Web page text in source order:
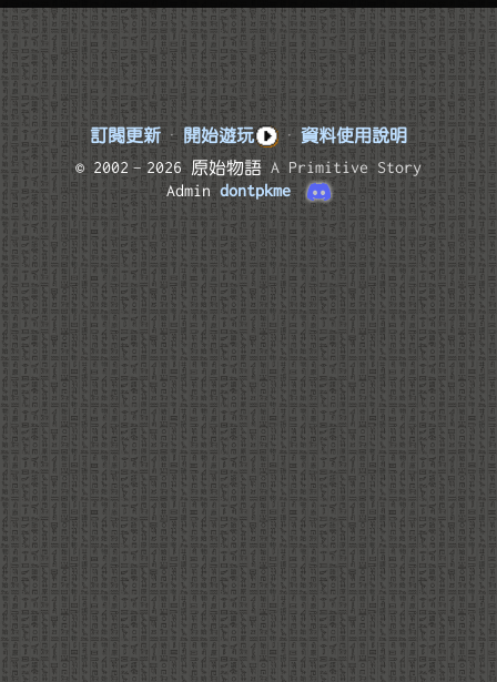
訂閱更新 · 開始遊玩 · 資料使用說明
© 2002–2026 原始物語 A Primitive Story
Admin dontpkme